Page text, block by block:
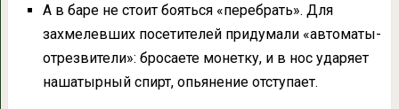
А в баре не стоит бояться «перебрать». Для
захмелевших посетителей придумали «автоматы-
отрезвители»: бросаете монетку, и в нос ударяет
нашатырный спирт, опьянение отступает.